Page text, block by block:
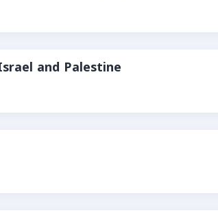
and Palestine